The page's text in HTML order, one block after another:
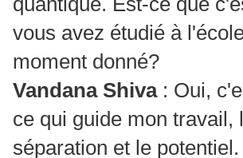
vous avez étudié à
moment donné?
Vandana Shiva: Oui,
ce qui guide mon travail,
séparation et le potentiel.